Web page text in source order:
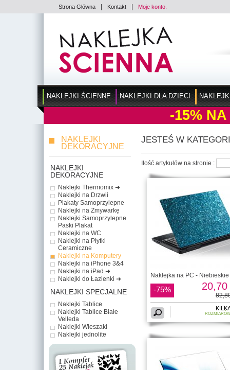
Strona Główna Kontakt Moje konto.
NAKLEJKI ŚCIENNE NAKLEJKI DLA DZIECI
-15% NA
NAKLEJKI
DEKORACYJNE
NAKLEJKI
DEKORACYJNE
Naklejki Thermomix ➜
Naklejki na Drzwii
Plakaty Samoprzylepne
Naklejki na Zmywarkę
Naklejki Samoprzylepne
Paski Plakat
Naklejki na WC
Naklejki na Płytki
Ceramiczne
Naklejki na Komputery
Naklejki na iPhone 3&4
Naklejki na iPad ➜
Naklejki do Łazienki ➜
NAKLEJKI SPECJALNE
Naklejki Tablice
Naklejki Tablice Białe
Velleda
Naklejki Wieszaki
Naklejki jednolite
JESTEŚ W
Ilość artykułów na stronie :
Naklejka na PC - Niebieskie
-75% 20,70